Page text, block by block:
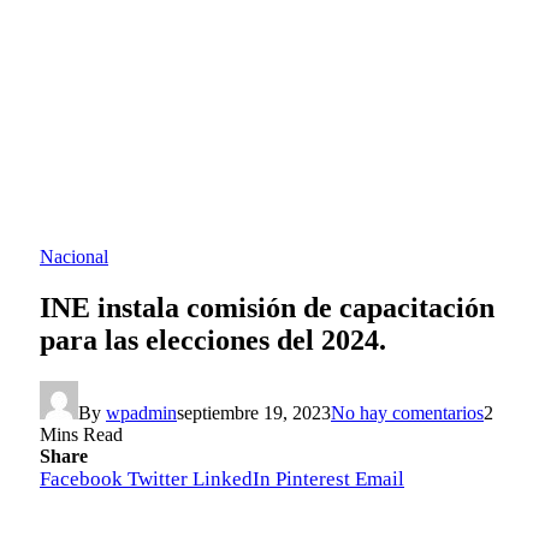
Nacional
INE instala comisión de capacitación
para las elecciones del 2024.
By wpadminseptiembre 19, 2023No hay comentarios2
Mins Read
Share
Facebook Twitter LinkedIn Pinterest Email